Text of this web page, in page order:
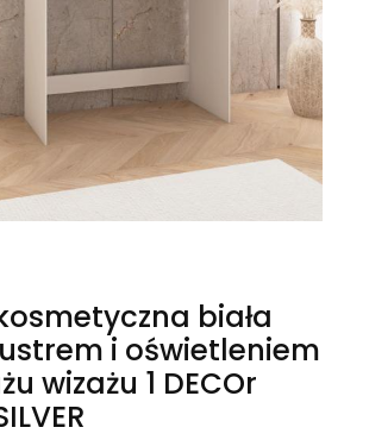
biała
i oświetleniem
wizażu 1 DECOr